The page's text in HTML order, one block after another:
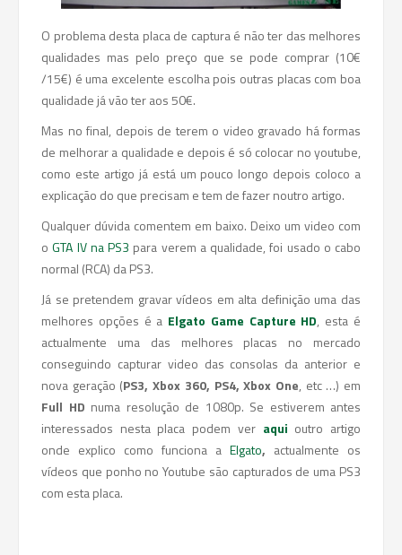
O problema desta placa de captura é não ter das melhores
qualidades mas pelo preço que se pode comprar (10€
/15€) é uma excelente escolha pois outras placas com boa
qualidade já vão ter aos 50€.
Mas no final, depois de terem o video gravado há formas
de melhorar a qualidade e depois é só colocar no youtube,
como este artigo já está um pouco longo depois coloco a
explicação do que precisam e tem de fazer noutro artigo.
Qualquer dúvida comentem em baixo. Deixo um video com
oGTA IV na PS3 para verem a qualidade, foi usado o cabo
normal (RCA) da PS3.
Já se pretendem gravar vídeos em alta definição uma das
melhores opções é a Elgato Game Capture HD, esta é
actualmente uma das melhores placas no mercado
conseguindo capturar video das consolas da anterior e
nova geração (PS3, Xbox 360, PS4, Xbox One, etc …) em
Full HD numa resolução de 1080p. Se estiverem antes
interessados nesta placa podem ver aqui outro artigo
onde explico como funciona a Elgato, actualmente os
vídeos que ponho no Youtube são capturados de uma PS3
com esta placa.